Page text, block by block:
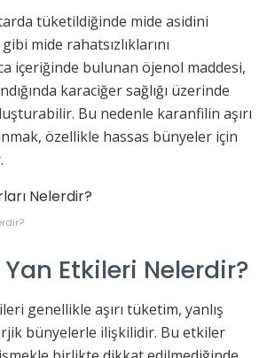
tüketildiğinde mide asidini
mide rahatsızlıklarını
içeriğinde bulunan öjenol maddesi,
karaciğer sağlığı üzerinde
Bu nedenle karanfilin aşırı
özellikle hassas bünyeler için
Etkileri Nelerdir?
genellikle aşırı tüketim, yanlış
bünyelerle ilişkilidir. Bu etkiler